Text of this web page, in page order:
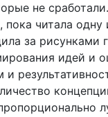
не
читала одну
за рисунками
идей и
и